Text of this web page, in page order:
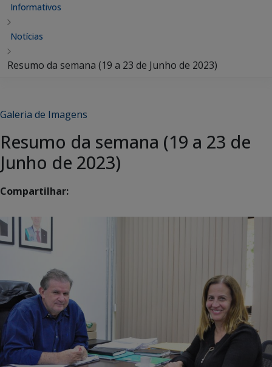
Informativos
Notícias
Resumo da semana (19 a 23 de Junho de 2023)
Galeria de Imagens
Resumo da semana (19 a 23 de
Junho de 2023)
Compartilhar: